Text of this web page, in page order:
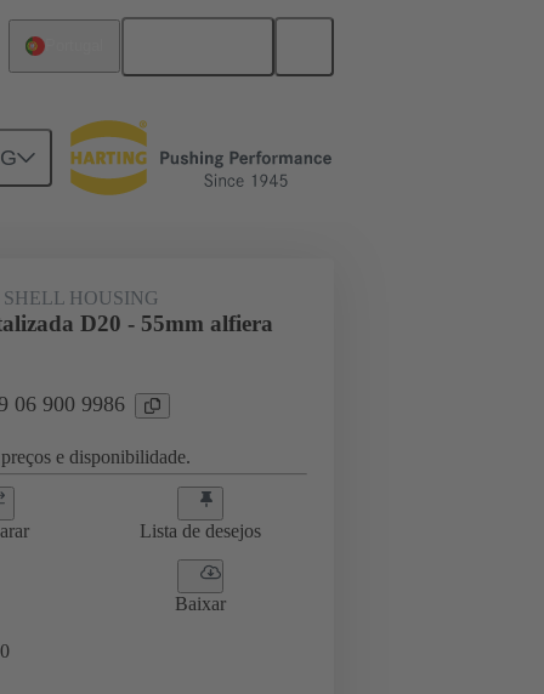
HOUSING
D20 - 55mm alfiera
06 900 9986
e disponibilidade.
Lista de desejos
Baixar
0